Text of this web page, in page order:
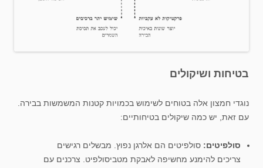
בטיחות ושיקולים
נוגדי חמצון אלה בטוחים לשימוש בכמויות קטנות המשמשות בבירה.
עם זאת, יש כמה שיקולים בטיחותיים:
סולפיטים: סולפיטים הם אלרגן נפוץ. מבשלים רגישים
צריכים להימנע מחשיפה לאבקת מטביסולפיט. צרכנים עם